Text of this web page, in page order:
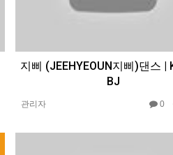
지삐 (JEEHYEOUN지삐)댄스 |
BJ
관리자 0